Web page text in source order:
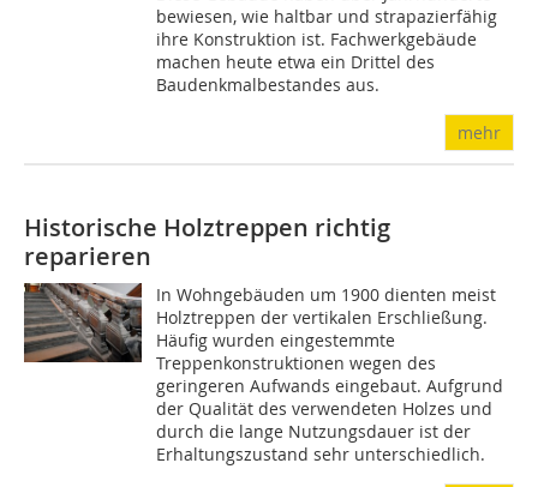
bewiesen, wie haltbar und strapazierfähig
ihre Konstruktion ist. Fachwerkgebäude
machen heute etwa ein Drittel des
Baudenkmalbestandes aus.
mehr
Historische Holztreppen richtig
reparieren
In Wohngebäuden um 1900 dienten meist
Holztreppen der vertikalen Erschließung.
Häufig wurden eingestemmte
Treppenkonstruktionen wegen des
geringeren Aufwands eingebaut. Aufgrund
der Qualität des verwendeten Holzes und
durch die lange Nutzungsdauer ist der
Erhaltungszustand sehr unterschiedlich.